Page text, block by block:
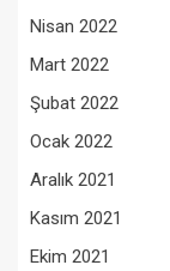
Nisan 2022
Mart 2022
Şubat 2022
Ocak 2022
Aralık 2021
Kasım 2021
Ekim 2021